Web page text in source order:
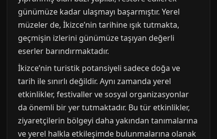
günümüze kadar ulaşmayı başarmıştır. Yerel
müzeler de, İkizce’nin tarihine ışık tutmakta,
geçmişin izlerini günümüze taşıyan değerli
eserler barındırmaktadır.
İkizce’nin turistik potansiyeli sadece doğa ve
tarih ile sınırlı değildir. Aynı zamanda yerel
etkinlikler, festivaller ve sosyal organizasyonlar
da önemli bir yer tutmaktadır. Bu tür etkinlikler,
ziyaretçilerin bölgeyi daha yakından tanımalarına
ve yerel halkla etkileşimde bulunmalarına olanak